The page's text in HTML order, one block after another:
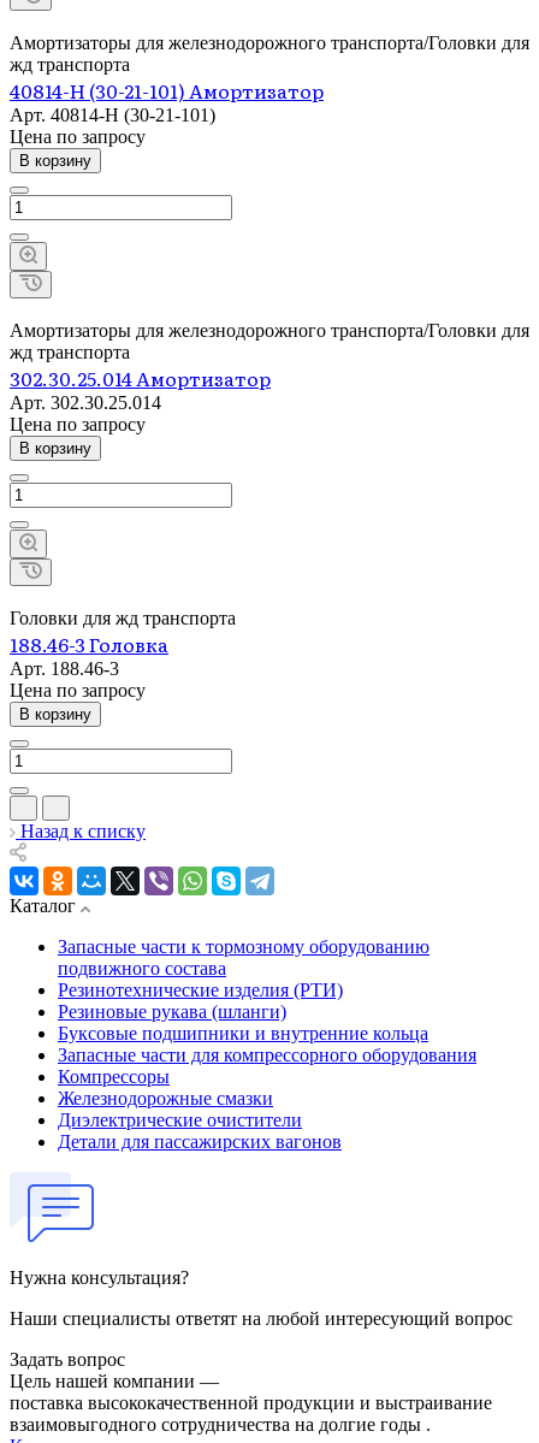
Амортизаторы для железнодорожного транспорта/Головки для
жд транспорта
40814-Н (30-21-101) Амортизатор
Арт. 40814-Н (30-21-101)
Цена по запросу
В корзину
Амортизаторы для железнодорожного транспорта/Головки для
жд транспорта
302.30.25.014 Амортизатор
Арт. 302.30.25.014
Цена по запросу
В корзину
Головки для жд транспорта
188.46-3 Головка
Арт. 188.46-3
Цена по запросу
В корзину
Назад к списку
Каталог
Запасные части к тормозному оборудованию
подвижного состава
Резинотехнические изделия (РТИ)
Резиновые рукава (шланги)
Буксовые подшипники и внутренние кольца
Запасные части для компрессорного оборудования
Компрессоры
Железнодорожные смазки
Диэлектрические очистители
Детали для пассажирских вагонов
Нужна консультация?
Наши специалисты ответят на любой интересующий вопрос
Задать вопрос
Цель нашей компании —
поставка высококачественной продукции и выстраивание
взаимовыгодного сотрудничества на долгие годы .